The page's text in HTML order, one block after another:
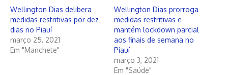
Wellington Dias delibera
medidas restritivas por dez
dias no Piauí
março 25, 2021
Em "Manchete"
Wellington Dias prorroga
medidas restritivas e
mantém lockdown parcial
aos finais de semana no
Piauí
março 3, 2021
Em "Saúde"